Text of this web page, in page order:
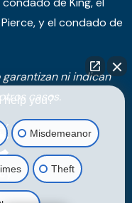
y el condado de
ni indican
casos.
help you?
Misdemeanor
Theft